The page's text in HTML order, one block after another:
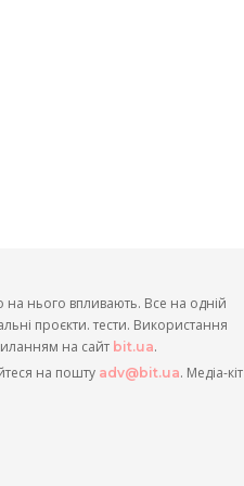
на нього впливають. Все на одній
проєкти. тести. Використання
на сайт bit.ua.
на пошту adv@bit.ua. Медіа-кіт